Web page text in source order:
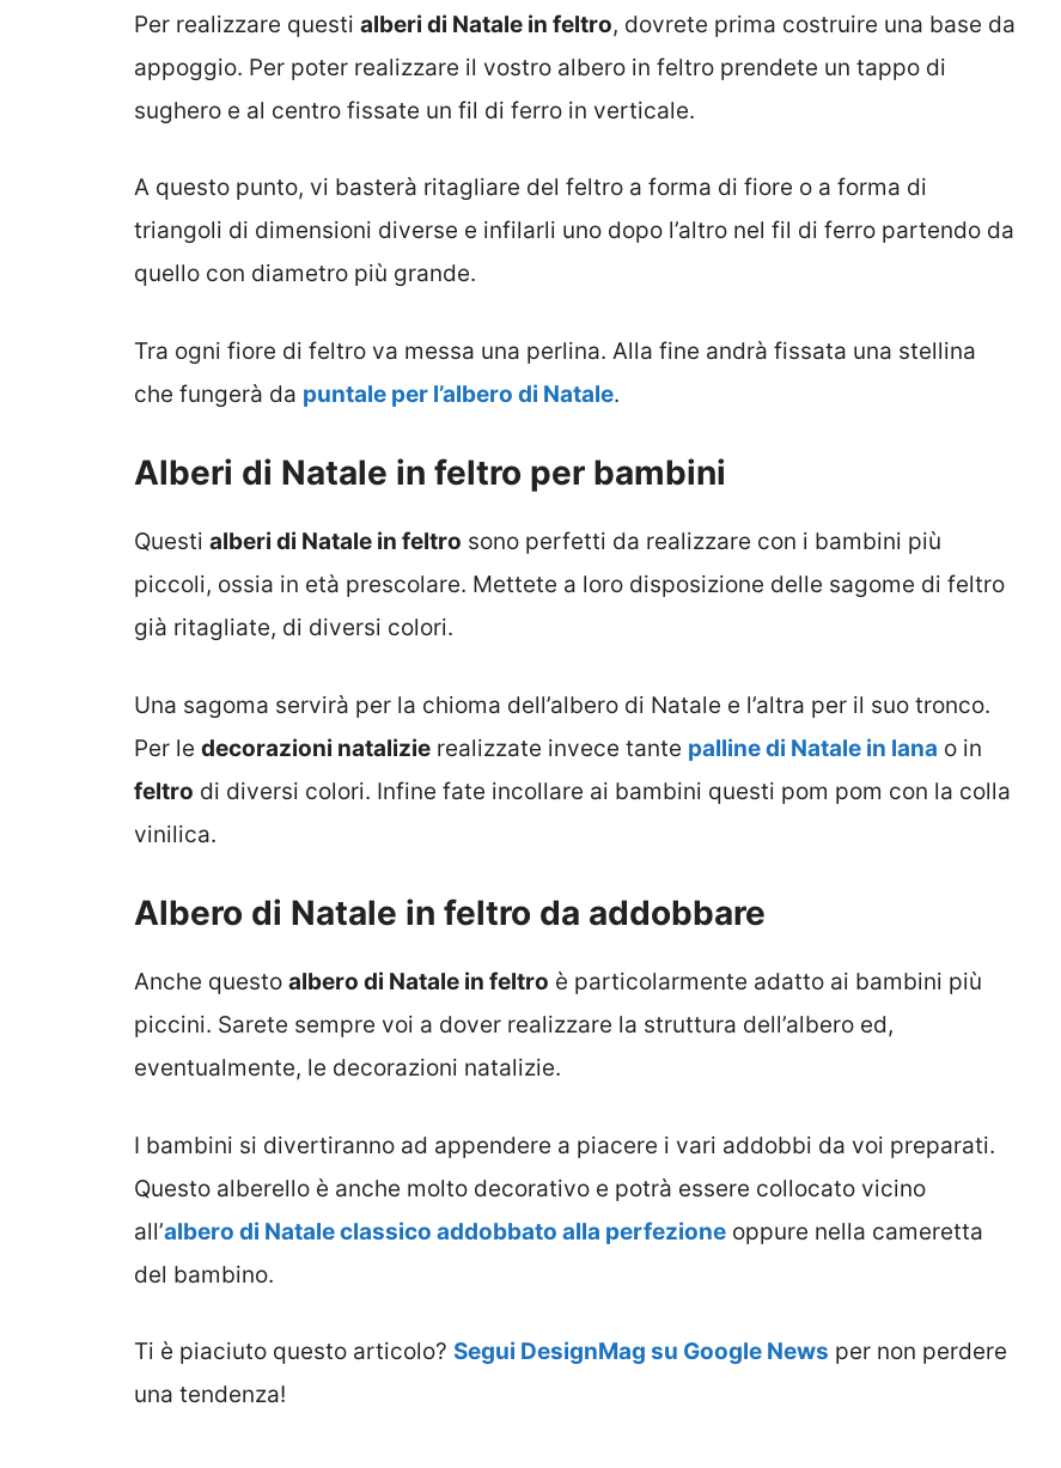
Per realizzare questi alberi di Natale in feltro, dovrete prima costruire una base da
appoggio. Per poter realizzare il vostro albero in feltro prendete un tappo di
sughero e al centro fissate un fil di ferro in verticale.
A questo punto, vi basterà ritagliare del feltro a forma di fiore o a forma di
triangoli di dimensioni diverse e infilarli uno dopo l’altro nel fil di ferro partendo da
quello con diametro più grande.
Tra ogni fiore di feltro va messa una perlina. Alla fine andrà fissata una stellina
che fungerà da puntale per l’albero di Natale.
Alberi di Natale in feltro per bambini
Questi alberi di Natale in feltro sono perfetti da realizzare con i bambini più
piccoli, ossia in età prescolare. Mettete a loro disposizione delle sagome di feltro
già ritagliate, di diversi colori.
Una sagoma servirà per la chioma dell’albero di Natale e l’altra per il suo tronco.
Per le decorazioni natalizie realizzate invece tante palline di Natale in lana o in
feltro di diversi colori. Infine fate incollare ai bambini questi pom pom con la colla
vinilica.
Albero di Natale in feltro da addobbare
Anche questo albero di Natale in feltro è particolarmente adatto ai bambini più
piccini. Sarete sempre voi a dover realizzare la struttura dell’albero ed,
eventualmente, le decorazioni natalizie.
I bambini si divertiranno ad appendere a piacere i vari addobbi da voi preparati.
Questo alberello è anche molto decorativo e potrà essere collocato vicino
all’albero di Natale classico addobbato alla perfezione oppure nella cameretta
del bambino.
Ti è piaciuto questo articolo? Segui DesignMag su Google News per non perdere
una tendenza!